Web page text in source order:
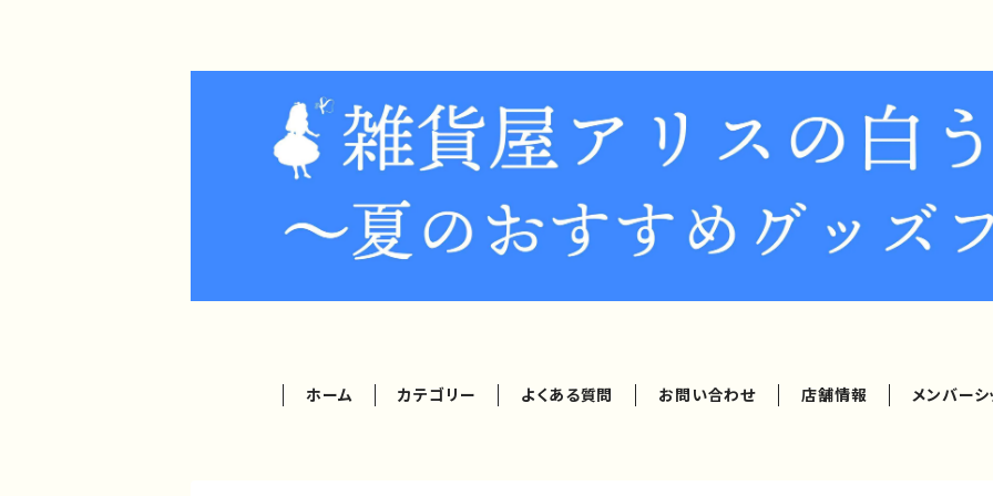
ホーム カテゴリー よくある質問 お問い合わせ 店舗情報 メンバーシ